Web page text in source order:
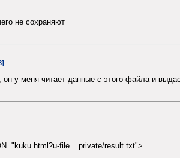
не сохраняют
у меня читает данные с этого файла и
file=_private/result.txt">